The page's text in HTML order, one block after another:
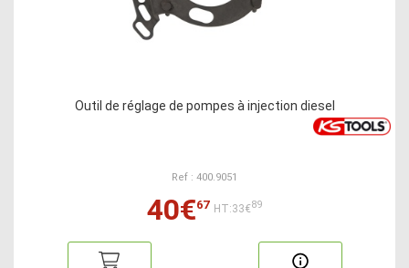
Outil de réglage de pompes à injection diesel
Ref : 400.9051
40€67 HT:33€89